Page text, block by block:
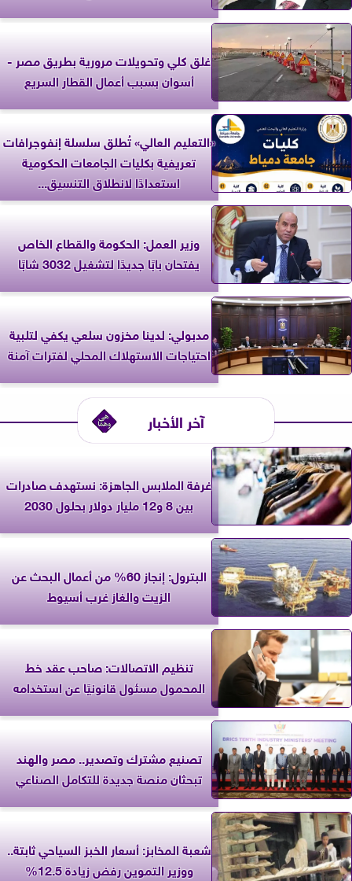
غلق كلي وتحويلات مرورية بطريق مصر -
أسوان بسبب أعمال القطار السريع
«التعليم العالي» تُطلق سلسلة إنفوجرافات
تعريفية بكليات الجامعات الحكومية
استعدادًا لانطلاق التنسيق...
وزير العمل: الحكومة والقطاع الخاص
يفتحان بابًا جديدًا لتشغيل 3032 شابًا
مدبولي: لدينا مخزون سلعي يكفي لتلبية
احتياجات الاستهلاك المحلي لفترات آمنة
آخر الأخبار
غرفة الملابس الجاهزة: نستهدف صادرات
بين 8 و12 مليار دولار بحلول 2030
البترول: إنجاز 60% من أعمال البحث عن
الزيت والغاز غرب أسيوط
تنظيم الاتصالات: صاحب عقد خط
المحمول مسئول قانونيًا عن استخدامه
تصنيع مشترك وتصدير.. مصر والهند
تبحثان منصة جديدة للتكامل الصناعي
شعبة المخابز: أسعار الخبز السياحي ثابتة..
ووزير التموين رفض زيادة 12.5%